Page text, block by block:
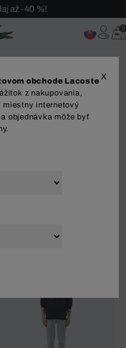
až -40 %!
0
X
obchode Lacoste
z nakupovania,
miestny internetový
objednávka môže byť